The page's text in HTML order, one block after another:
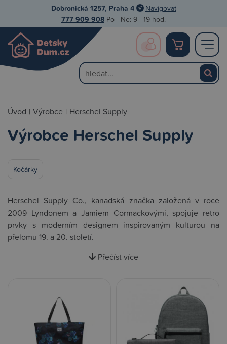
Dobronická 1257, Praha 4 Navigovat
777 909 908 Po - Ne: 9 - 19 hod.
Úvod | Výrobce | Herschel Supply
Výrobce Herschel Supply
Kočárky
Herschel Supply Co., kanadská značka založená v roce
2009 Lyndonem a Jamiem Cormackovými, spojuje retro
prvky s moderním designem inspirovaným kulturou na
přelomu 19. a 20. století.
Přečíst více